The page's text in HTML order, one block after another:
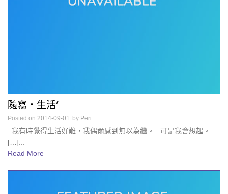
隨寫・生活’
Posted on 2014-09-01 by Peri
我有時覺得生活好難，我偶爾感到無以為繼。 可是我會想起。
[…]...
Read More